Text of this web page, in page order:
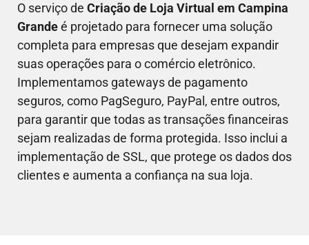
O serviço de Criação de Loja Virtual em Campina
Grandeé projetado para fornecer uma solução
completa para empresas que desejam expandir
suas operações para o comércio eletrônico.
Implementamos gateways de pagamento
seguros, como PagSeguro, PayPal, entre outros,
para garantir que todas as transações financeiras
sejam realizadas de forma protegida. Isso inclui a
implementação de SSL, que protege os dados dos
clientes e aumenta a confiança na sua loja.